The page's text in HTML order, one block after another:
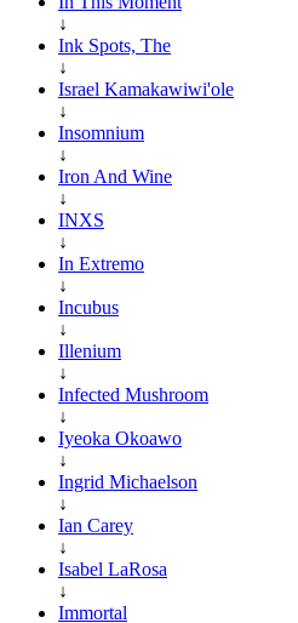
↓
Ink Spots, The
↓
Israel Kamakawiwi'ole
↓
Insomnium
↓
Iron And Wine
↓
INXS
↓
In Extremo
↓
Incubus
↓
Illenium
↓
Infected Mushroom
↓
Iyeoka Okoawo
↓
Ingrid Michaelson
↓
Ian Carey
↓
Isabel LaRosa
↓
Immortal